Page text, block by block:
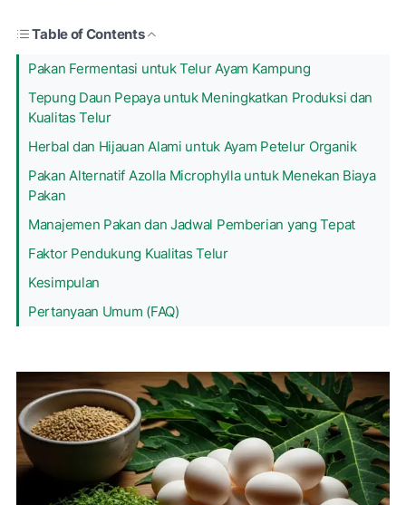
Table of Contents
Pakan Fermentasi untuk Telur Ayam Kampung
Tepung Daun Pepaya untuk Meningkatkan Produksi dan
Kualitas Telur
Herbal dan Hijauan Alami untuk Ayam Petelur Organik
Pakan Alternatif Azolla Microphylla untuk Menekan Biaya
Pakan
Manajemen Pakan dan Jadwal Pemberian yang Tepat
Faktor Pendukung Kualitas Telur
Kesimpulan
Pertanyaan Umum (FAQ)